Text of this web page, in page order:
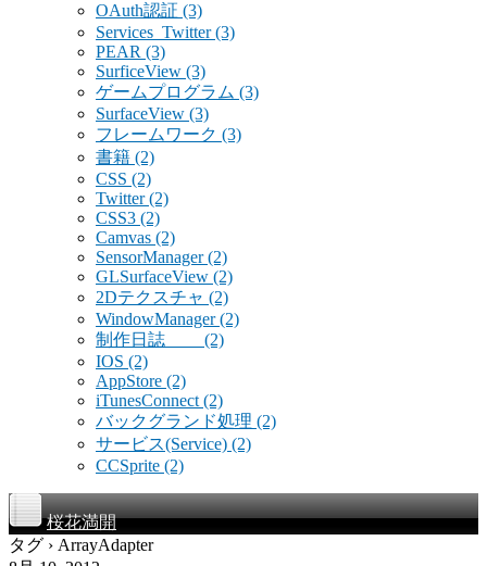
OAuth認証 (3)
Services_Twitter(3)
PEAR (3)
SurficeView (3)
ゲームプログラム (3)
SurfaceView (3)
フレームワーク (3)
書籍 (2)
CSS (2)
Twitter(2)
CSS3 (2)
Camvas (2)
SensorManager(2)
GLSurfaceView (2)
2Dテクスチャ (2)
WindowManager(2)
制作日誌 (2)
IOS (2)
AppStore (2)
iTunesConnect (2)
バックグランド処理 (2)
サービス(Service) (2)
CCSprite (2)
桜花満開
タグ › ArrayAdapter